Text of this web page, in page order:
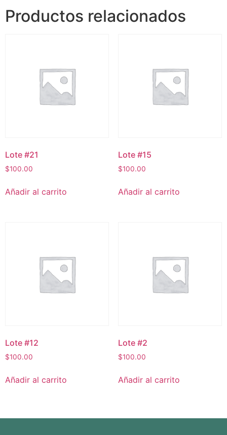
Productos relacionados
Lote #21
$100.00
Añadir al carrito
Lote #15
$100.00
Añadir al carrito
Lote #12
$100.00
Añadir al carrito
Lote #2
$100.00
Añadir al carrito